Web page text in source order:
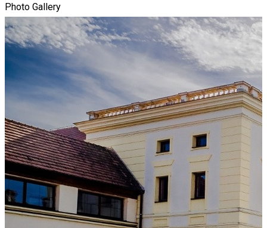
Photo Gallery